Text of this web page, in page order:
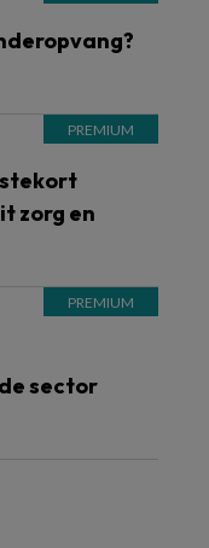
zorg en
sector